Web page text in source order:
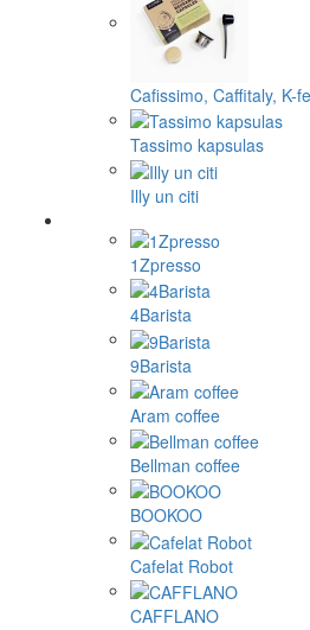
Cafissimo, Caffitaly, K-
Tassimo kapsulas
Illy un citi
1Zpresso
4Barista
9Barista
Aram coffee
Bellman coffee
BOOKOO
Cafelat Robot
CAFFLANO